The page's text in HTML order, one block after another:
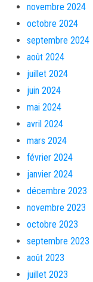
novembre 2024
octobre 2024
septembre 2024
août 2024
juillet 2024
juin 2024
mai 2024
avril 2024
mars 2024
février 2024
janvier 2024
décembre 2023
novembre 2023
octobre 2023
septembre 2023
août 2023
juillet 2023